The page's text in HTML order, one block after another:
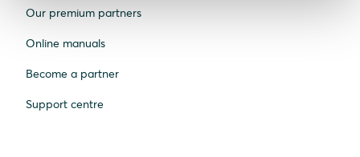
Our premium partners
Online manuals
Become a partner
Support centre